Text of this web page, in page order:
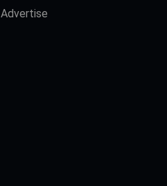
Advertise